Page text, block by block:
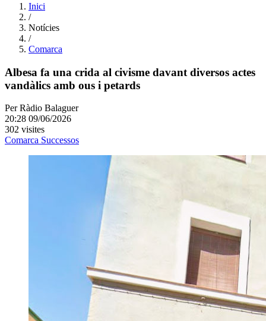
Inici
/
Notícies
/
Comarca
Albesa fa una crida al civisme davant diversos actes
vandàlics amb ous i petards
Per Ràdio Balaguer
20:28 09/06/2026
302 visites
Comarca Successos